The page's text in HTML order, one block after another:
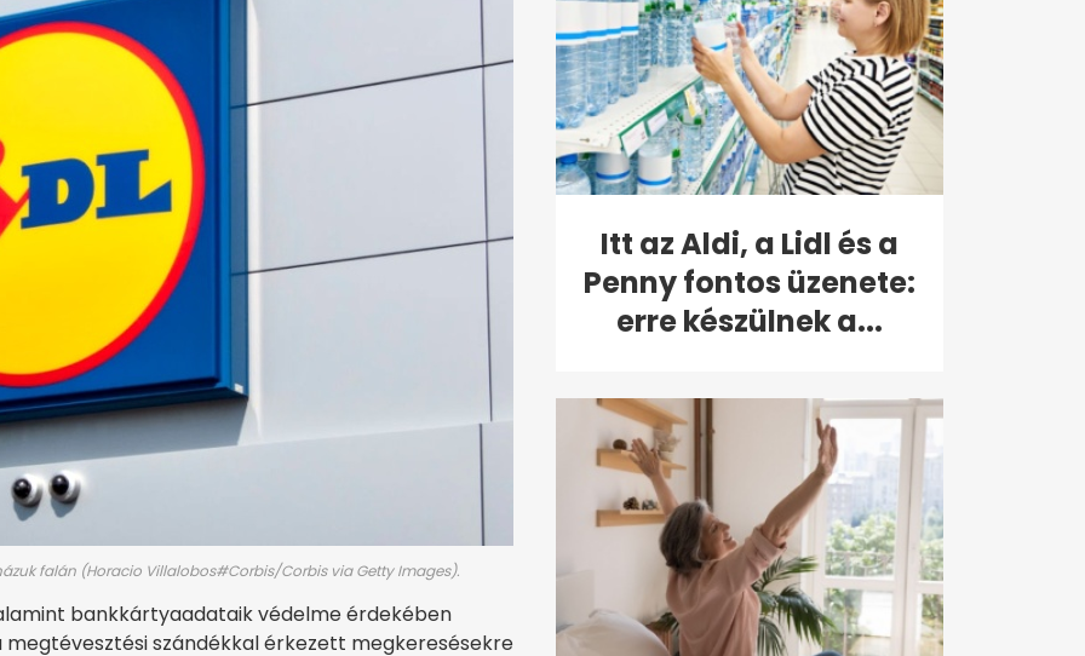
falán (Horacio Villalobos#Corbis/Corbis via Getty Images).
bankkártyaadataik védelme érdekében
szándékkal érkezett megkeresésekre
Itt az Aldi, a Lidl és a
Penny fontos üzenete:
erre készülnek a...